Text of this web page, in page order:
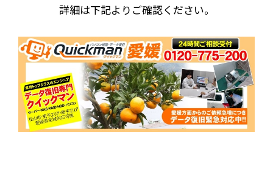
詳細は下記よりご確認ください。